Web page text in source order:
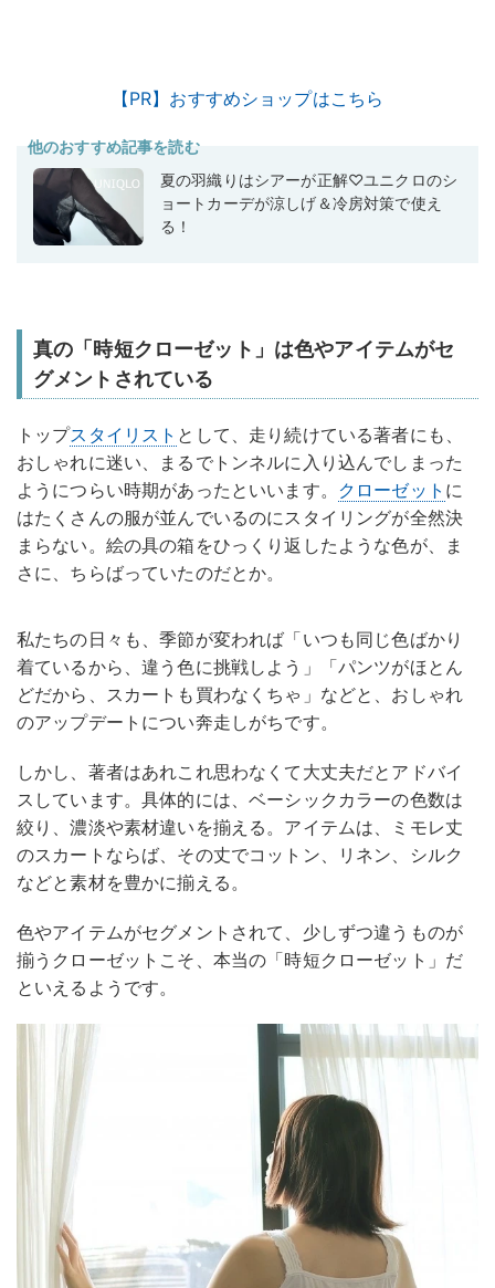
【PR】おすすめショップはこちら
他のおすすめ記事を読む
夏の羽織りはシアーが正解♡ユニクロのシ
ョートカーデが涼しげ＆冷房対策で使え
る！
真の「時短クローゼット」は色やアイテムがセ
グメントされている
トップスタイリスト として、走り続けている著者にも、
おしゃれに迷い、まるでトンネルに入り込んでしまった
ようにつらい時期があったといいます。
クローゼット に
はたくさんの服が並んでいるのにスタイリングが全然決
まらない。絵の具の箱をひっくり返したような色が、ま
さに、ちらばっていたのだとか。
私たちの日々も、季節が変われば「いつも同じ色ばかり
着ているから、違う色に挑戦しよう」「パンツがほとん
どだから、スカートも買わなくちゃ」などと、おしゃれ
のアップデートについ奔走しがちです。
しかし、著者はあれこれ思わなくて大丈夫だとアドバイ
スしています。具体的には、ベーシックカラーの色数は
絞り、濃淡や素材違いを揃える。アイテムは、ミモレ丈
のスカートならば、その丈でコットン、リネン、シルク
などと素材を豊かに揃える。
色やアイテムがセグメントされて、少しずつ違うものが
揃うクローゼットこそ、本当の「時短クローゼット」だ
といえるようです。